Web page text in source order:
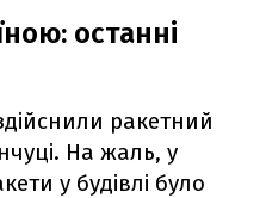
останні
ракетний
На жаль, у
у будівлі було